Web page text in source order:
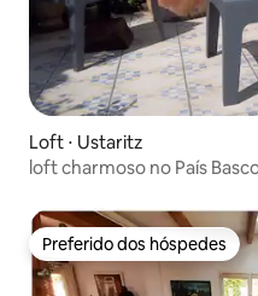
Loft ⋅ Ustaritz
loft charmoso no País
Preferido dos hóspedes
Preferido dos hóspedes